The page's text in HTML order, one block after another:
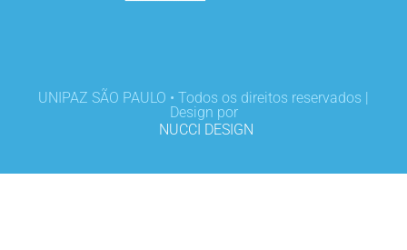
UNIPAZ SÃO PAULO • Todos os direitos reservados |
Design por
NUCCI DESIGN